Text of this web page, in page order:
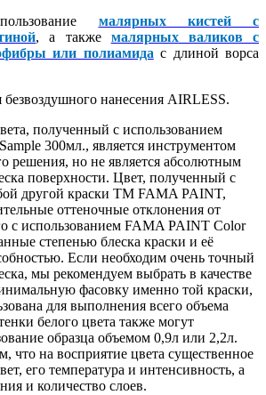
малярных кистей с
, а также малярных валиков с
или полиамида с длиной ворса
безвоздушного нанесения AIRLESS.
полученный с использованием
300мл., является инструментом
решения, но не является абсолютным
поверхности. Цвет, полученный с
другой краски ТМ FAMA PAINT,
оттеночные отклонения от
с использованием FAMA PAINT Color
степенью блеска краски и её
Если необходим очень точный
мы рекомендуем выбрать в качестве
фасовку именно той краски,
для выполнения всего объема
белого цвета также могут
образца объемом 0,9л или 2,2л.
что на восприятие цвета существенное
его температура и интенсивность, а
и количество слоев.